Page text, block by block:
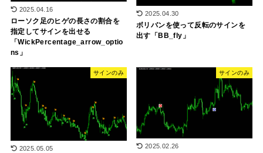
2025.04.16
ローソク足のヒゲの長さの割合を
指定してサインを出せる
「WickPercentage_arrow_optio
ns」
2025.04.30
ボリバンを使って反転のサインを
出す「BB_fly」
サインのみ
2025.05.05
サインのみ
2025.02.26